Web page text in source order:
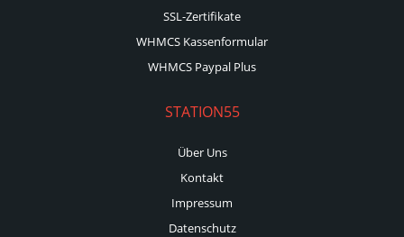
SSL-Zertifikate
WHMCS Kassenformular
WHMCS Paypal Plus
STATION55
Über Uns
Kontakt
Impressum
Datenschutz